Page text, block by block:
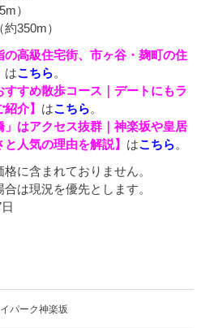
）
350m）
の高級住宅街、市ヶ谷・麹町の住
はこちら。
すすめ散歩コース｜デートにもラ
介】 はこちら。
」はアクセス抜群｜神楽坂や皇居
人気の理由を解説】 はこちら。
に含まれておりません。
は現況を優先とします。
パーク神楽坂